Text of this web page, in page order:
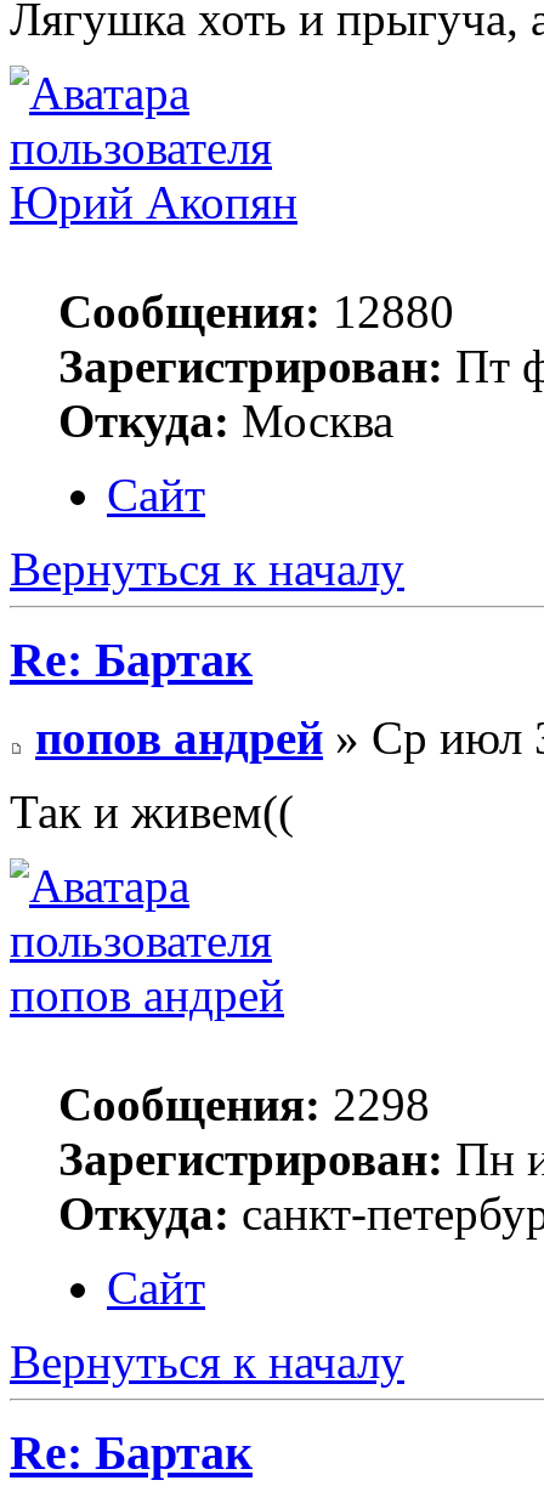
Лягушка хоть и прыгуча,
Юрий Акопян
Сообщения: 12880
Зарегистрирован: Пт
Откуда: Москва
Сайт
Вернуться к началу
Re: Бартак
попов андрей » Ср июл
Так и живем((
попов андрей
Сообщения: 2298
Зарегистрирован: Пн
Откуда: санкт-
Сайт
Вернуться к началу
Re: Бартак